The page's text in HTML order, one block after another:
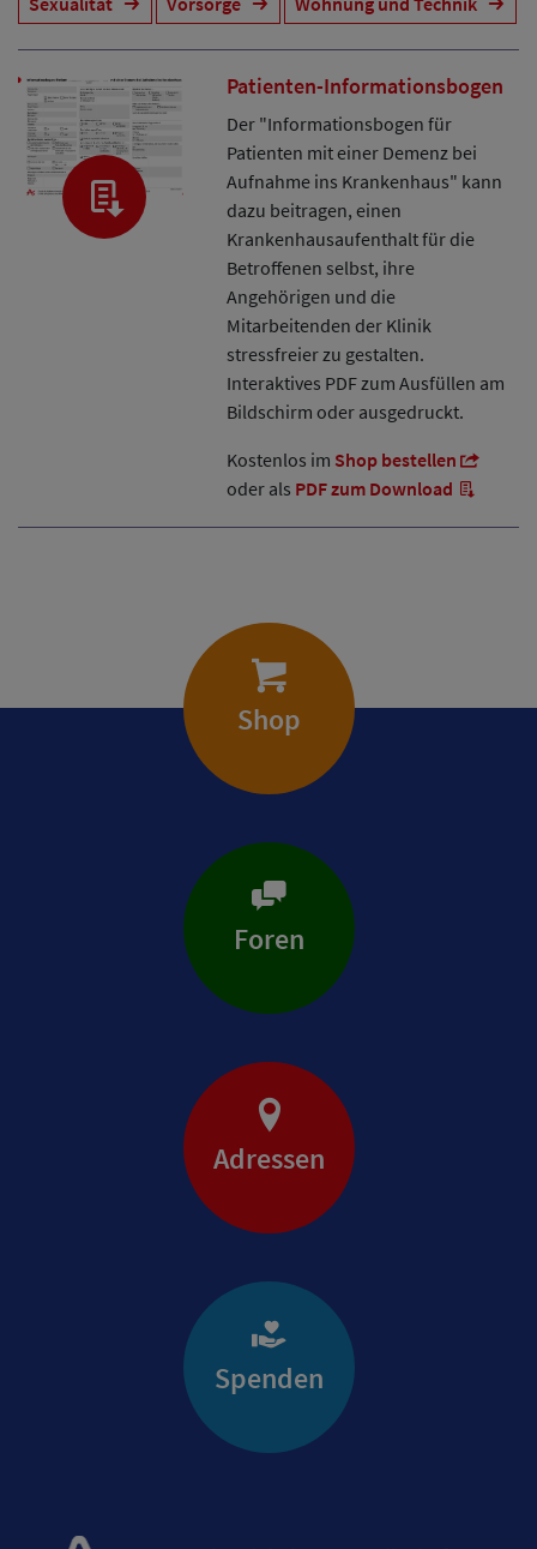
Patienten-Informationsbogen
Der "Informationsbogen für
Patienten mit einer Demenz bei
Aufnahme ins Krankenhaus" kann
dazu beitragen, einen
Krankenhausaufenthalt für die
Betroffenen selbst, ihre
Angehörigen und die
Mitarbeitenden der Klinik
stressfreier zu gestalten.
Interaktives PDF zum Ausfüllen am
Bildschirm oder ausgedruckt.
Kostenlos im Shop bestellen
oder als PDF zum Download
Shop
Foren
Adressen
Spenden